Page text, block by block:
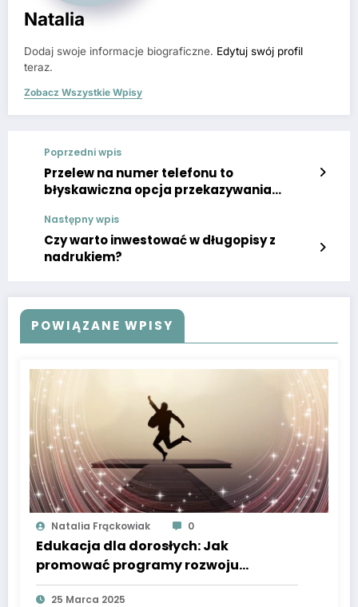
Natalia
Dodaj swoje informacje biograficzne. Edytuj swój profil
teraz.
Zobacz Wszystkie Wpisy
Poprzedni wpis
Przelew na numer telefonu to
błyskawiczna opcja przekazywania
w systemie Express Elixir
Następny wpis
Czy warto inwestować w długopisy z
nadrukiem?
POWIĄZANE WPISY
Natalia Frąckowiak 0
Edukacja dla dorosłych: Jak
promować programy rozwoju
osobistego?
25 Marca 2025